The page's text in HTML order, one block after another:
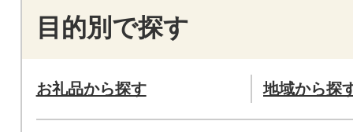
目的別で探す
お礼品から探す 地域から探